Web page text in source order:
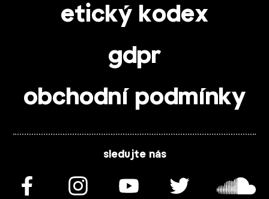
etický kodex
gdpr
obchodní podmínky
sledujte nás